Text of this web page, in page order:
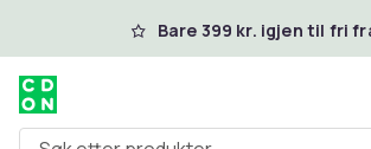
Hopp til hovedinnholdBare 399 kr. igjen til fri